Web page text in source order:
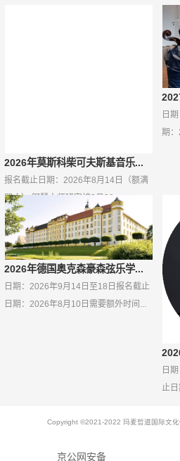
2026年莫斯科柴可夫斯基音乐...
报名截止日期：2026年8月14日（额满
即止） 钢琴大师班安排9月28...
日
期
2026年德国奥克森豪森弦乐学...
日期：2026年9月14日至18日报名截止
日期：2026年8月10日需要额外时间...
日
止
Copyright ©2021-2022 玛麦哲道国际文
京公网安备